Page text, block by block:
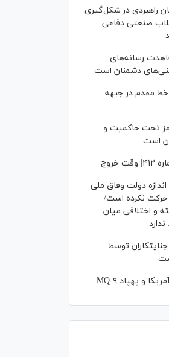
راهبردی در شکل‌گیری
صنعتی دفاعی
رسانه‌های
دشمنان است
خط مقدم در جبهه
تحت حاکمیت و
است
دولت وفاق ملی
نکرده است/
و اختلافی میان
توسط
اولین تصاویر لاشه F-۱۵ آمریکا و پهپاد MQ-۹